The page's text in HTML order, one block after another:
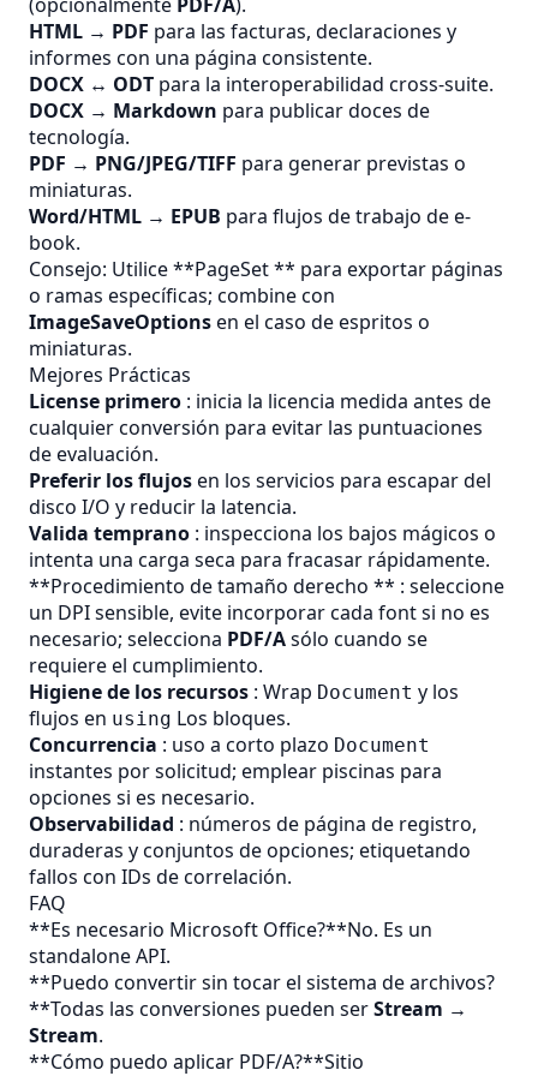
HTML → PDF para las facturas, declaraciones y
informes con una página consistente.
DOCX ↔ ODT para la interoperabilidad cross-suite.
DOCX → Markdown para publicar doces de
tecnología.
PDF → PNG/JPEG/TIFF para generar previstas o
miniaturas.
Word/HTML → EPUB para flujos de trabajo de e-
book.
Consejo: Utilice **PageSet ** para exportar páginas
o ramas específicas; combine con
ImageSaveOptionsen el caso de espritos o
miniaturas.
Mejores Prácticas
License primero : inicia la licencia medida antes de
cualquier conversión para evitar las puntuaciones
de evaluación.
Preferir los flujosen los servicios para escapar del
disco I/O y reducir la latencia.
Valida temprano : inspecciona los bajos mágicos o
intenta una carga seca para fracasar rápidamente.
**Procedimiento de tamaño derecho ** : seleccione
un DPI sensible, evite incorporar cada font si no es
necesario; selecciona PDF/Asólo cuando se
requiere el cumplimiento.
Higiene de los recursos : Wrap Document y los
flujos en using Los bloques.
Concurrencia : uso a corto plazo Document
instantes por solicitud; emplear piscinas para
opciones si es necesario.
Observabilidad : números de página de registro,
duraderas y conjuntos de opciones; etiquetando
fallos con IDs de correlación.
FAQ
**Es necesario Microsoft Office?**No. Es un
standalone API.
**Puedo convertir sin tocar el sistema de archivos?
**Todas las conversiones pueden serStream →
Stream.
**Cómo puedo aplicar PDF/A?**Sitio